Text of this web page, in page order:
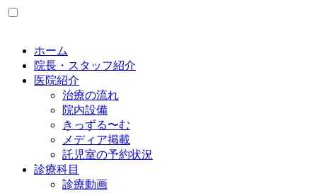
ホーム
院長・スタッフ紹介
医院紹介
治療の流れ
院内設備
きっずる〜む
メディア掲載
託児室の予約状況
診療科目
診療動画